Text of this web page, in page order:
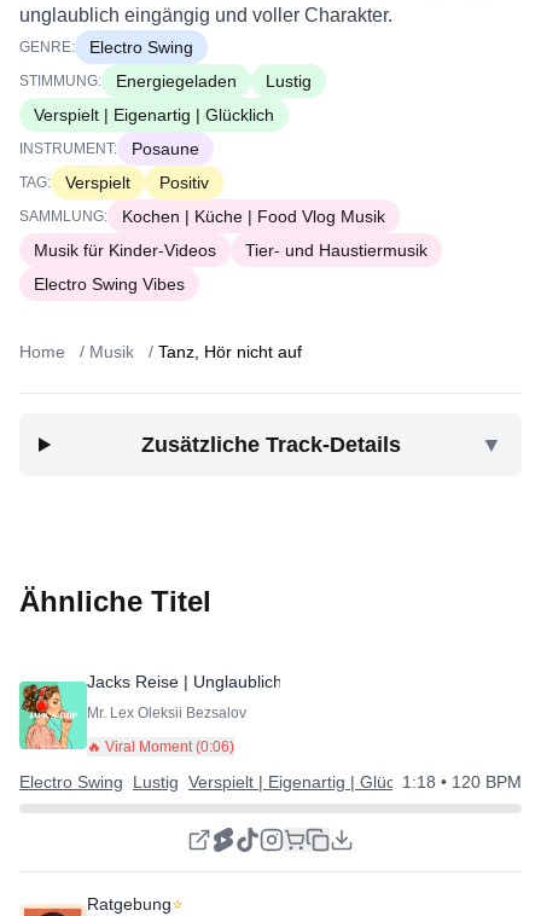
unglaublich eingängig und voller Charakter.
GENRE: Electro Swing
STIMMUNG: Energiegeladen
Lustig
Verspielt | Eigenartig | Glücklich
INSTRUMENT: Posaune
TAG: Verspielt Positiv
SAMMLUNG:
Kochen | Küche | Food Vlog Musik
Musik für Kinder-Videos
Tier- und Haustiermusik
Electro Swing Vibes
Home / Musik / Tanz, Hör nicht auf
Zusätzliche Track-Details ▼
Ähnliche Titel
Jacks Reise | Unglaublicher Electro Swing Track
Mr. Lex Oleksii Bezsalov
🔥 Viral Moment (0:06)
Electro Swing Lustig Verspielt | Eigenartig | Glücklich
1:18 • 120 BPM
Ratgebung⭐